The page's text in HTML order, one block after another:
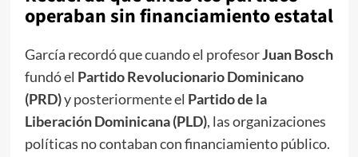
operaban sin financiamiento estatal
García recordó que cuando el profesorJuan Bosch
fundó el Partido Revolucionario Dominicano
(PRD)y posteriormente el Partido de la
Liberación Dominicana (PLD), las organizaciones
políticas no contaban con financiamiento público.